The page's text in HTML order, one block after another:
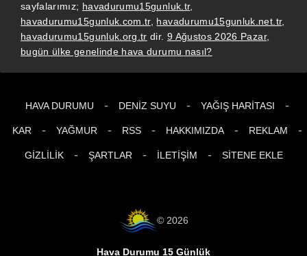
sayfalarımız; havadurumu15gunluk.tr,
havadurumu15gunluk.com.tr, havadurumu15gunluk.net.tr,
havadurumu15gunluk.org.tr dir. 9 Ağustos 2026 Pazar,
bugün ülke genelinde hava durumu nasıl?
HAVA DURUMU - DENIZ SUYU - YAĞIŞ HARITASI -
KAR - YAĞMUR - RSS - HAKKIMIZDA - REKLAM -
GIZLILIK - ŞARTLAR - İLETIŞIM - SITENE EKLE
© 2026
Hava Durumu 15 Günlük